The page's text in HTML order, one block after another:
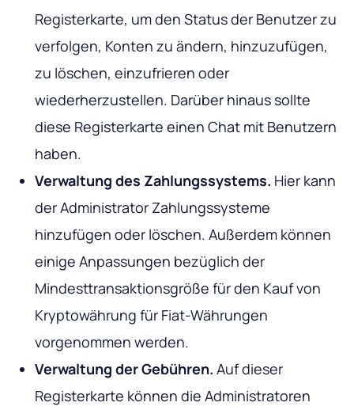
Registerkarte, um den Status der Benutzer zu
verfolgen, Konten zu ändern, hinzuzufügen,
zu löschen, einzufrieren oder
wiederherzustellen. Darüber hinaus sollte
diese Registerkarte einen Chat mit Benutzern
haben.
Verwaltung des Zahlungssystems. Hier kann
der Administrator Zahlungssysteme
hinzufügen oder löschen. Außerdem können
einige Anpassungen bezüglich der
Mindesttransaktionsgröße für den Kauf von
Kryptowährung für Fiat-Währungen
vorgenommen werden.
Verwaltung der Gebühren. Auf dieser
Registerkarte können die Administratoren